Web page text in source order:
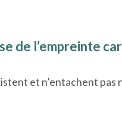
de l’empreinte
et n’entachent